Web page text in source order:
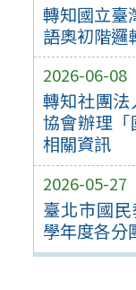
轉知國立臺
語奧初階邏
2026-06-08
轉知社團
協會辦理「
相關資訊
2026-05-27
臺北市國
學年度各分